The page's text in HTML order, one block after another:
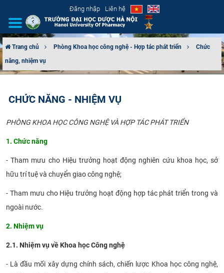
Đăng nhập Liên hệ
GIỚI THIỆU
ĐÀO TẠO
ĐẢM BẢO CHẤT LƯỢNG
KHOA HỌC CÔNG NGHỆ
HTQT
Trang chủ Phòng Khoa học công nghệ - Hợp tác phát triển
Chức
năng, nhiệm vụ
CHỨC NĂNG - NHIỆM VỤ
PHÒNG KHOA HỌC CÔNG NGHỆ VÀ HỢP TÁC PHÁT TRIỂN
1. Chức năng
- Tham mưu cho Hiệu trưởng hoạt động nghiên cứu khoa học, sở
hữu trí tuệ và chuyển giao công nghệ;
- Tham mưu cho Hiệu trưởng hoạt động hợp tác phát triển trong và
ngoài nước.
2. Nhiệm vụ
2.1. Nhiệm vụ về Khoa học Công nghệ
- Là đầu mối xây dựng chính sách, chiến lược Khoa học công nghệ,